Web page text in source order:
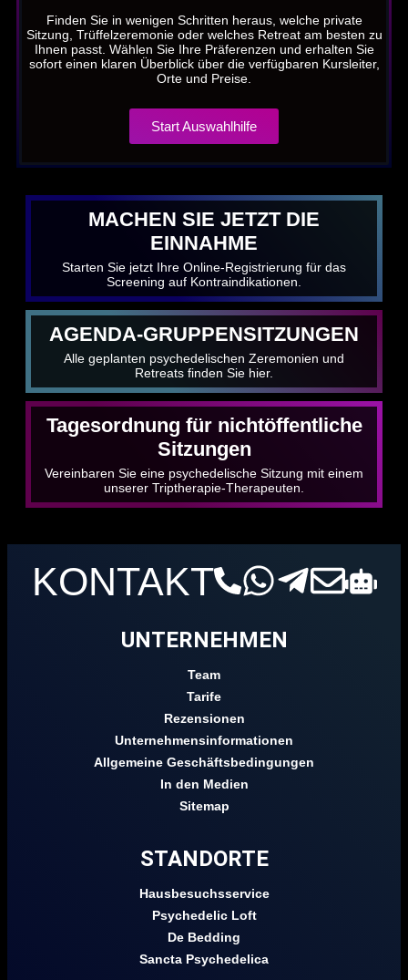
Finden Sie in wenigen Schritten heraus, welche private
Sitzung, Trüffelzeremonie oder welches Retreat am besten zu
Ihnen passt. Wählen Sie Ihre Präferenzen und erhalten Sie
sofort einen klaren Überblick über die verfügbaren Kursleiter,
Orte und Preise.
Start Auswahlhilfe
MACHEN SIE JETZT DIE
EINNAHME
Starten Sie jetzt Ihre Online-Registrierung für das
Screening auf Kontraindikationen.
AGENDA-GRUPPENSITZUNGEN
Alle geplanten psychedelischen Zeremonien und
Retreats finden Sie hier.
Tagesordnung für nichtöffentliche
Sitzungen
Vereinbaren Sie eine psychedelische Sitzung mit einem
unserer Triptherapie-Therapeuten.
KONTAKT
UNTERNEHMEN
Team
Tarife
Rezensionen
Unternehmensinformationen
Allgemeine Geschäftsbedingungen
In den Medien
Sitemap
STANDORTE
Hausbesuchsservice
Psychedelic Loft
De Bedding
Sancta Psychedelica